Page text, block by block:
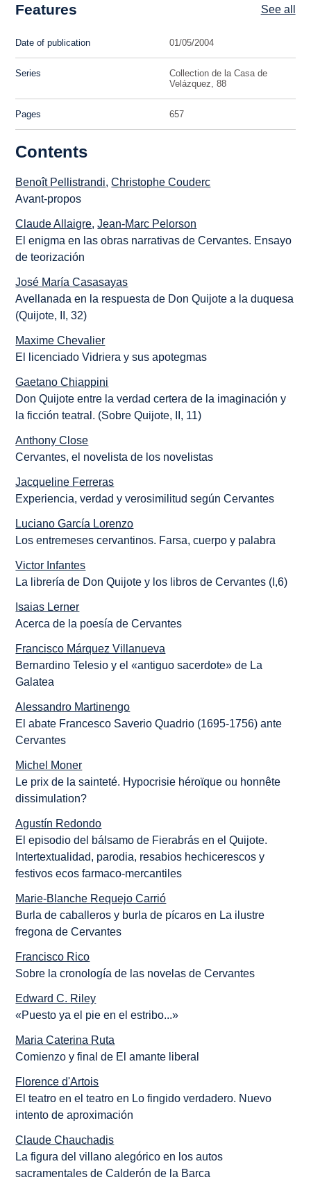
Features See all
Date of publication 01/05/2004
Series
Collection de la Casa de
Velázquez, 88
Pages 657
Contents
Benoît Pellistrandi,Christophe Couderc
Avant-propos
Claude Allaigre,Jean-Marc Pelorson
El enigma en las obras narrativas de Cervantes. Ensayo
de teorización
José María Casasayas
Avellanada en la respuesta de Don Quijote a la duquesa
(Quijote, II, 32)
Maxime Chevalier
El licenciado Vidriera y sus apotegmas
Gaetano Chiappini
Don Quijote entre la verdad certera de la imaginación y
la ficción teatral. (Sobre Quijote, II, 11)
Anthony Close
Cervantes, el novelista de los novelistas
Jacqueline Ferreras
Experiencia, verdad y verosimilitud según Cervantes
Luciano García Lorenzo
Los entremeses cervantinos. Farsa, cuerpo y palabra
Victor Infantes
La librería de Don Quijote y los libros de Cervantes (I,6)
Isaias Lerner
Acerca de la poesía de Cervantes
Francisco Márquez Villanueva
Bernardino Telesio y el «antiguo sacerdote» de La
Galatea
Alessandro Martinengo
El abate Francesco Saverio Quadrio (1695-1756) ante
Cervantes
Michel Moner
Le prix de la sainteté. Hypocrisie héroïque ou honnête
dissimulation?
Agustín Redondo
El episodio del bálsamo de Fierabrás en el Quijote.
Intertextualidad, parodia, resabios hechicerescos y
festivos ecos farmaco-mercantiles
Marie-Blanche Requejo Carrió
Burla de caballeros y burla de pícaros en La ilustre
fregona de Cervantes
Francisco Rico
Sobre la cronología de las novelas de Cervantes
Edward C. Riley
«Puesto ya el pie en el estribo...»
Maria Caterina Ruta
Comienzo y final de El amante liberal
Florence d'Artois
El teatro en el teatro en Lo fingido verdadero. Nuevo
intento de aproximación
Claude Chauchadis
La figura del villano alegórico en los autos
sacramentales de Calderón de la Barca